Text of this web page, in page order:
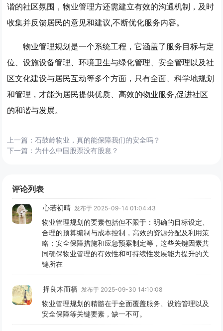
谐的社区氛围，物业管理方还需建立有效的沟通机制，及时
收集并反馈居民的意见和建议,不断优化服务内容。
物业管理规划是一个系统工程，它涵盖了服务目标与定
位、设施设备管理、环境卫生与绿化管理、安全管理以及社
区文化建设与居民互动等多个方面，只有全面、科学地规划
和管理，才能为居民提供优质、高效的物业服务,促进社区
的和谐与发展。
上一篇：石鼓岭物业，真的能保障我们的安全吗？
下一篇： 为什么中国股票没有股息？
评论列表
心若初晴 发布于 2025-09-14 01:04:43
物业管理规划的要素包括但不限于：明确的目标设定、
合理的预算编制与成本控制，高效的资源分配及利用策
略；安全保障措施和应急预案制定等，这些关键因素共
同确保物业管理的有效性和可持续性发展能力提升的关
键所在
择良木而栖 发布于 2025-09-30 14:10:08
物业管理规划的精髓在于全面覆盖服务、设施管理以及
安全保障等关键要素，缺一不可。